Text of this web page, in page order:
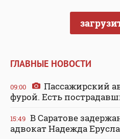
ГЛАВНЫЕ НОВОСТИ
09:00
Пассажирский
фурой. Есть
15:49 В Саратове
адвокат Надежда